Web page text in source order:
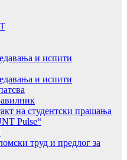
и испити
и испити
на студентски прашања
Pulse“
труд и предлог за